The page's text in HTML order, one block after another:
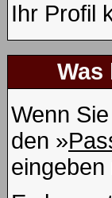
Ihr Profil
Wenn
den »
eingeben